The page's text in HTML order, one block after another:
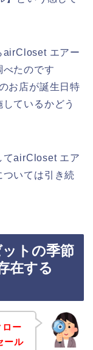
airCloset エアー
べたのです
お店が誕生日特
ているかどう
てairCloset エア
いては引き続
トの季節
在する
ー
ール